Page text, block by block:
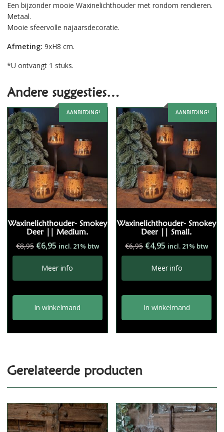
Een bijzonder mooie Waxinelichthouder met rondom rendieren.
Metaal.
Mooie sfeervolle najaarsdecoratie.
Afmeting: 9xH8 cm.
*U ontvangt 1 stuks.
Andere suggesties…
AANBIEDING!
Waxinelichthouder- Smokey
Deer || Medium.
€8,95 Oorspronkelijke
prijs
was:
€8,95.
€6,95Huidige
prijs
is:
€6,95.
incl. 21% btw
Meer info
In winkelmand
AANBIEDING!
Waxinelichthouder- Smokey
Deer || Small.
€6,95 Oorspronkelijke
prijs
was:
€6,95.
€4,95 Huidige
prijs
is:
€4,95.
incl. 21% btw
Meer info
In winkelmand
Gerelateerde producten